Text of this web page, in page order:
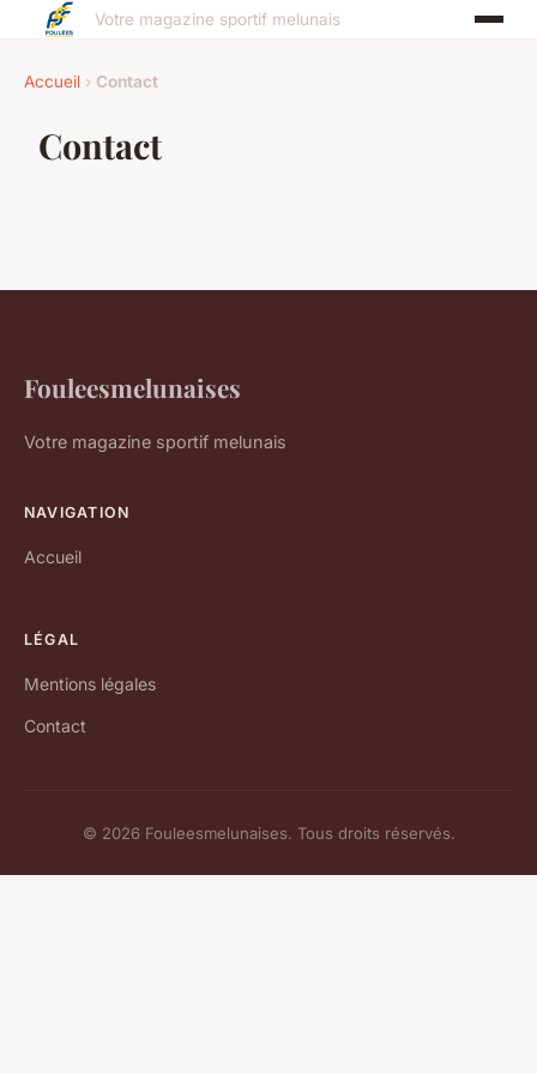
Votre magazine sportif melunais
Accueil › Contact
Contact
Fouleesmelunaises
Votre magazine sportif melunais
NAVIGATION
Accueil
LÉGAL
Mentions légales
Contact
© 2026 Fouleesmelunaises. Tous droits réservés.